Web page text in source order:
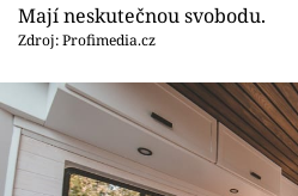
Mají neskutečnou svobodu.
Zdroj: Profimedia.cz